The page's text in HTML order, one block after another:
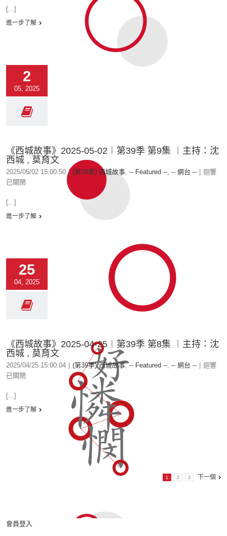
[...]
進一步了解
2
05, 2025
《西城故事》2025-05-02︱第39季 第9集 ︱主持：沈
西城 , 莫育文
2025/05/02 15:00:50 | (第39季) 西城故事, -- Featured --, -- 網台 --
迴響
已關閉
[...]
進一步了解
25
04, 2025
《西城故事》2025-04-25︱第39季 第8集 ︱主持：沈
西城 , 莫育文
2025/04/25 15:00:04 (第39季) 西城故事,-- Featured --, -- 網台 --
迴響
已關閉
[...]
進一步了解
1 2 3 下一個
會員登入